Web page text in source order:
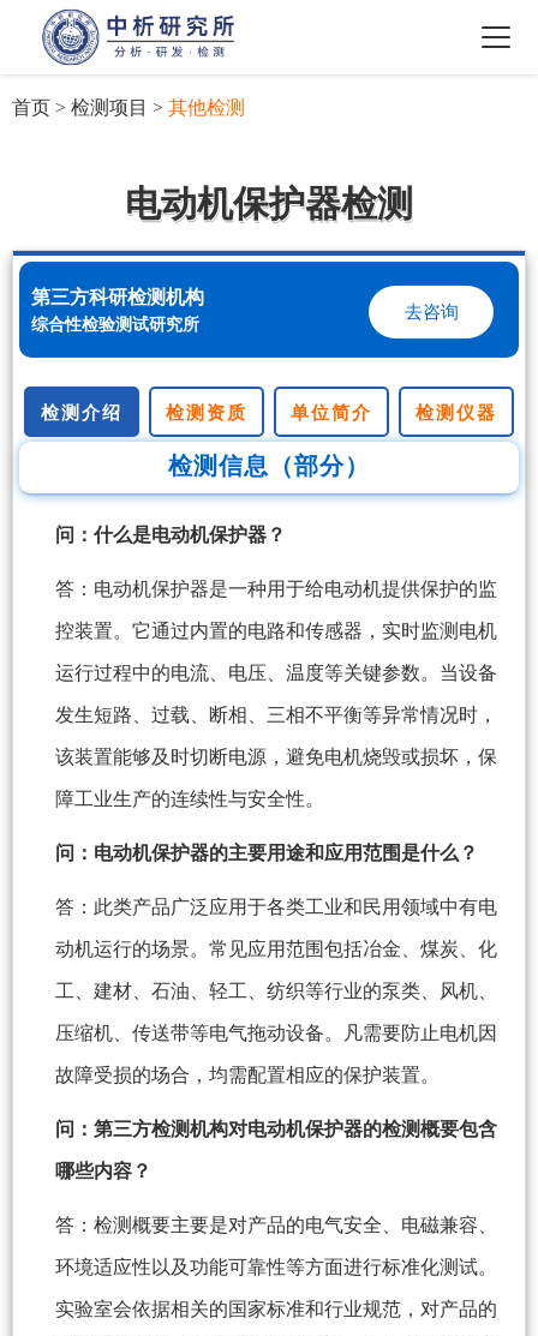
首页 > 检测项目 > 其他检测
电动机保护器检测
第三方科研检测机构
综合性检验测试研究所
去咨询
检测介绍 检测资质 单位简介 检测仪器
检测信息（部分）
问：什么是电动机保护器？
答：电动机保护器是一种用于给电动机提供保护的监
控装置。它通过内置的电路和传感器，实时监测电机
运行过程中的电流、电压、温度等关键参数。当设备
发生短路、过载、断相、三相不平衡等异常情况时，
该装置能够及时切断电源，避免电机烧毁或损坏，保
障工业生产的连续性与安全性。
问：电动机保护器的主要用途和应用范围是什么？
答：此类产品广泛应用于各类工业和民用领域中有电
动机运行的场景。常见应用范围包括冶金、煤炭、化
工、建材、石油、轻工、纺织等行业的泵类、风机、
压缩机、传送带等电气拖动设备。凡需要防止电机因
故障受损的场合，均需配置相应的保护装置。
问：第三方检测机构对电动机保护器的检测概要包含
哪些内容？
答：检测概要主要是对产品的电气安全、电磁兼容、
环境适应性以及功能可靠性等方面进行标准化测试。
实验室会依据相关的国家标准和行业规范，对产品的